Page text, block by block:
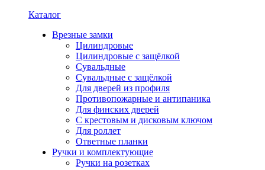
Каталог
Врезные замки
Цилиндровые
Цилиндровые с защёлкой
Сувальдные
Сувальдные с защёлкой
Для дверей из профиля
Противопожарные и антипаника
Для финских дверей
С крестовым и дисковым ключом
Для роллет
Ответные планки
Ручки и комплектующие
Ручки на розетках